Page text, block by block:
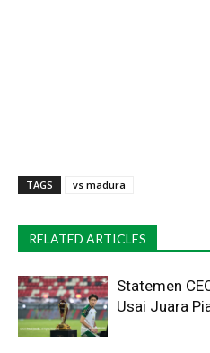
TAGS vs madura
RELATED ARTICLES
Statemen
Usai Juara